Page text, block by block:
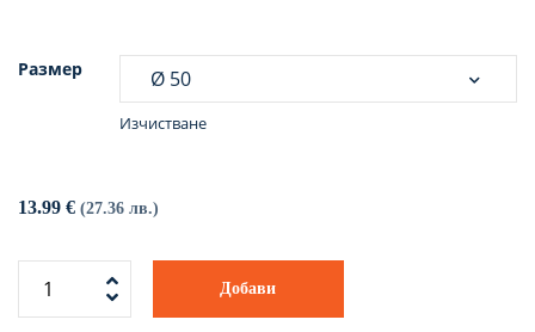
Размер
Изчистване
13.99 € (27.36 лв.)
Добави